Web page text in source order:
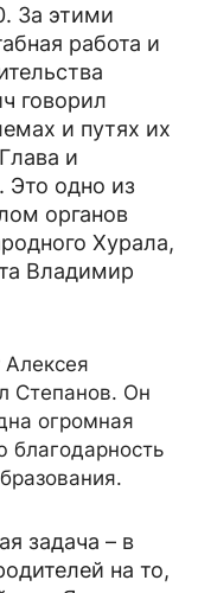
За этими
работа и
говорил
и путях их
и
Это одно из
органов
Хурала,
Владимир
Степанов. Он
огромная
благодарность
задача – в
на то,